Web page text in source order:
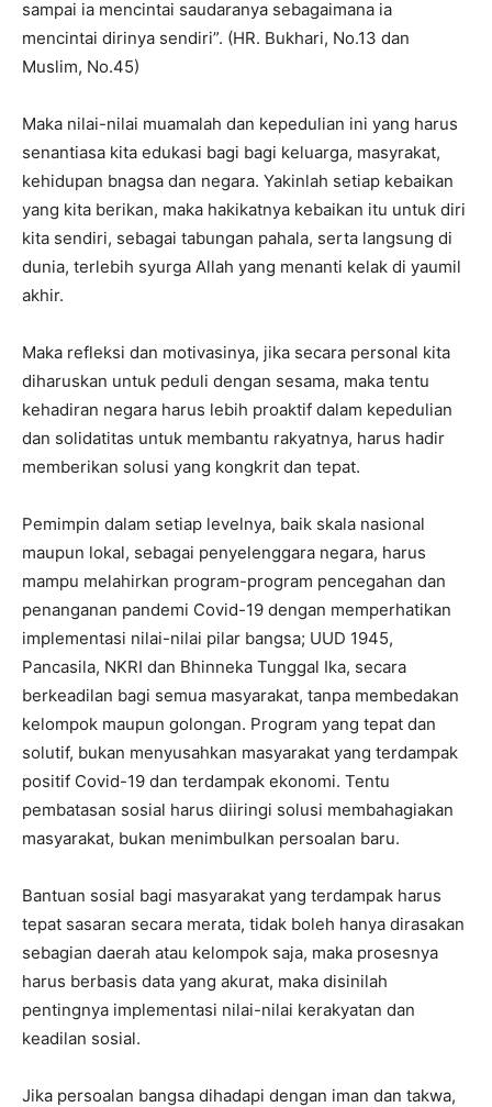
sampai ia mencintai saudaranya sebagaimana ia
mencintai dirinya sendiri”. (HR. Bukhari, No.13 dan
Muslim, No.45)
Maka nilai-nilai muamalah dan kepedulian ini yang harus
senantiasa kita edukasi bagi bagi keluarga, masyrakat,
kehidupan bnagsa dan negara. Yakinlah setiap kebaikan
yang kita berikan, maka hakikatnya kebaikan itu untuk diri
kita sendiri, sebagai tabungan pahala, serta langsung di
dunia, terlebih syurga Allah yang menanti kelak di yaumil
akhir.
Maka refleksi dan motivasinya, jika secara personal kita
diharuskan untuk peduli dengan sesama, maka tentu
kehadiran negara harus lebih proaktif dalam kepedulian
dan solidatitas untuk membantu rakyatnya, harus hadir
memberikan solusi yang kongkrit dan tepat.
Pemimpin dalam setiap levelnya, baik skala nasional
maupun lokal, sebagai penyelenggara negara, harus
mampu melahirkan program-program pencegahan dan
penanganan pandemi Covid-19 dengan memperhatikan
implementasi nilai-nilai pilar bangsa; UUD 1945,
Pancasila, NKRI dan Bhinneka Tunggal Ika, secara
berkeadilan bagi semua masyarakat, tanpa membedakan
kelompok maupun golongan. Program yang tepat dan
solutif, bukan menyusahkan masyarakat yang terdampak
positif Covid-19 dan terdampak ekonomi. Tentu
pembatasan sosial harus diiringi solusi membahagiakan
masyarakat, bukan menimbulkan persoalan baru.
Bantuan sosial bagi masyarakat yang terdampak harus
tepat sasaran secara merata, tidak boleh hanya dirasakan
sebagian daerah atau kelompok saja, maka prosesnya
harus berbasis data yang akurat, maka disinilah
pentingnya implementasi nilai-nilai kerakyatan dan
keadilan sosial.
Jika persoalan bangsa dihadapi dengan iman dan takwa,